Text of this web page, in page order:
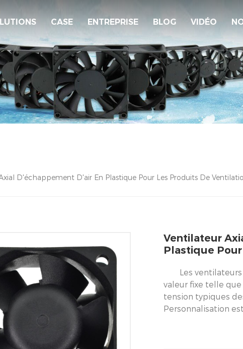
CASE ENTREPRISE BLOG VIDÉO
D'échappement D'air En Plastique Pour Les Produits De
Ventilateur
Plastique
Les
valeur fixe telle
tension typiques
Personnalisation